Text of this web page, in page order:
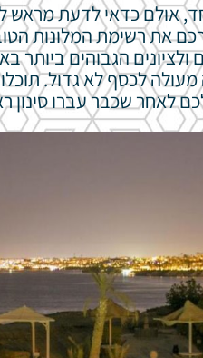
אולם כדאי לדעת מראש
את רשימת המלונות
ולציונים הגבוהים ביותר
לכסף לא גדול.
לאחר שכבר עברו סינון